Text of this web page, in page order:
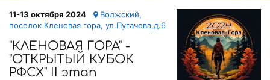
11-13 октября 2024
Волжский,
поселок Кленовая гора, ул.Пугачева,д.6
"КЛЕНОВАЯ ГОРА" -
"ОТКРЫТЫЙ КУБОК
РФСХ" II этап